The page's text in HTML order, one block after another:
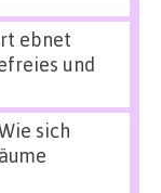
ebnet
und
sich